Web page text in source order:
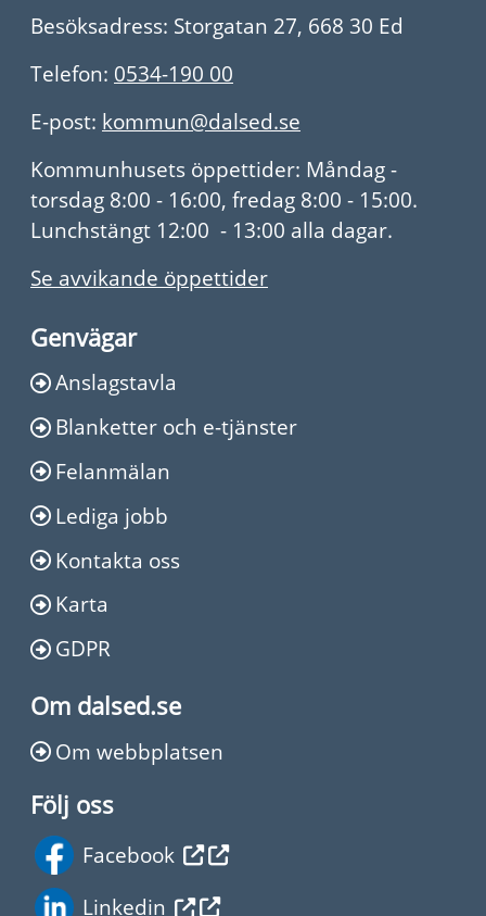
Besöksadress: Storgatan 27, 668 30 Ed
Telefon: 0534-190 00
E-post: kommun@dalsed.se
Kommunhusets öppettider: Måndag -
torsdag 8:00 - 16:00, fredag 8:00 - 15:00.
Lunchstängt 12:00 - 13:00 alla dagar.
Se avvikande öppettider
Genvägar
Anslagstavla
Blanketter och e-tjänster
Felanmälan
Lediga jobb
Kontakta oss
Karta
GDPR
Om dalsed.se
Om webbplatsen
Följ oss
Facebook
Linkedin